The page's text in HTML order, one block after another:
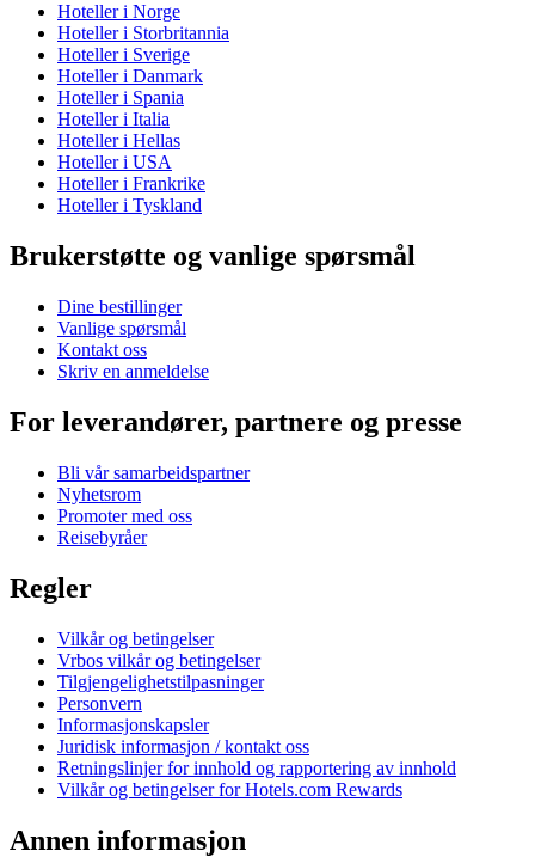
Hoteller i Norge
Hoteller i Storbritannia
Hoteller i Sverige
Hoteller i Danmark
Hoteller i Spania
Hoteller i Italia
Hoteller i Hellas
Hoteller i USA
Hoteller i Frankrike
Hoteller i Tyskland
Brukerstøtte og vanlige spørsmål
Dine bestillinger
Vanlige spørsmål
Kontakt oss
Skriv en anmeldelse
For leverandører, partnere og presse
Bli vår samarbeidspartner
Nyhetsrom
Promoter med oss
Reisebyråer
Regler
Vilkår og betingelser
Vrbos vilkår og betingelser
Tilgjengelighetstilpasninger
Personvern
Informasjonskapsler
Juridisk informasjon / kontakt oss
Retningslinjer for innhold og rapportering av innhold
Vilkår og betingelser for Hotels.com Rewards
Annen informasjon